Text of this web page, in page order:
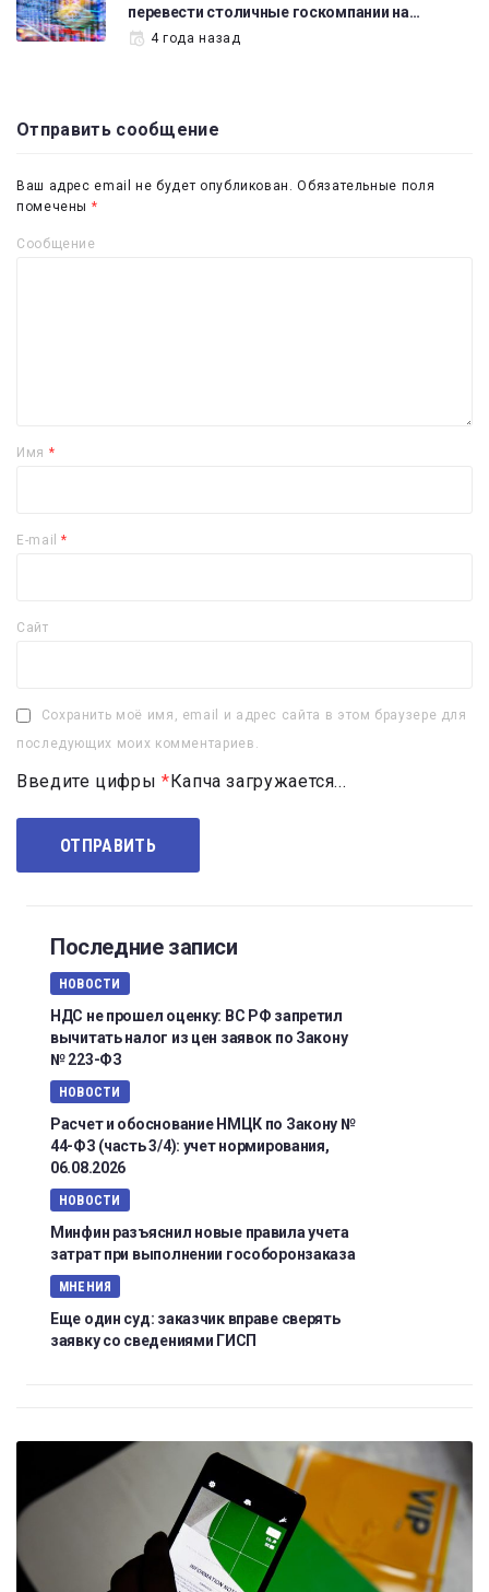
перевести столичные госкомпании на…
4 года назад
Отправить сообщение
Ваш адрес email не будет опубликован. Обязательные поля
помечены *
Сообщение
Имя *
E-mail*
Сайт
Сохранить моё имя, email и адрес сайта в этом браузере для
последующих моих комментариев.
Введите цифры * Капча загружается...
Последние записи
НОВОСТИ
НДС не прошел оценку: ВС РФ запретил
вычитать налог из цен заявок по Закону
№ 223-ФЗ
НОВОСТИ
Расчет и обоснование НМЦК по Закону №
44-ФЗ (часть 3/4): учет нормирования,
06.08.2026
НОВОСТИ
Минфин разъяснил новые правила учета
затрат при выполнении гособоронзаказа
МНЕНИЯ
Еще один суд: заказчик вправе сверять
заявку со сведениями ГИСП